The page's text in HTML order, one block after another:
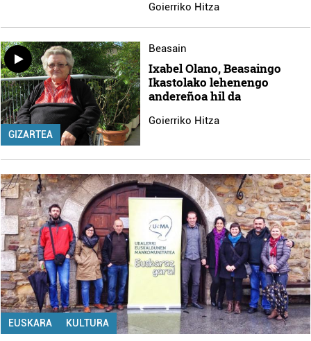
Goierriko Hitza
GIZARTEA
Beasain
Ixabel Olano, Beasaingo
Ikastolako lehenengo
andereñoa hil da
Goierriko Hitza
EUSKARA KULTURA